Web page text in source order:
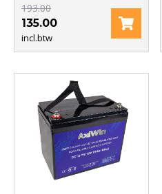
193.00
135.00
incl.btw